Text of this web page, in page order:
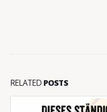
RELATED POSTS